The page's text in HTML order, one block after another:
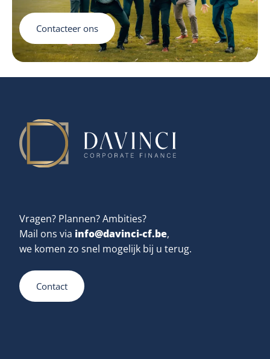
Contacteer ons
Vragen? Plannen? Ambities?
Mail ons via info@davinci-cf.be,
we komen zo snel mogelijk bij u terug.
Contact